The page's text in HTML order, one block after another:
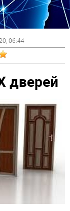
, 06:44
дверей